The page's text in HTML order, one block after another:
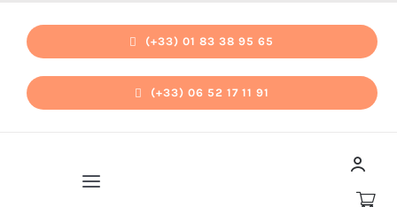
contenu
(+33) 01 83 38 95 65
(+33) 06 52 17 11 91
Navigation